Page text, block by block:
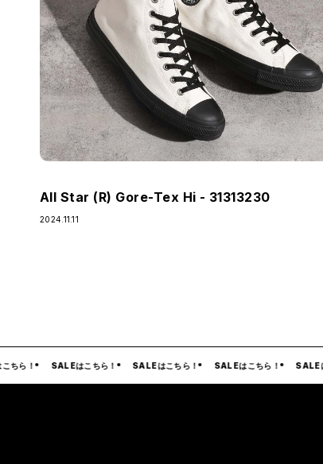
All Star (R) Gore-Tex Hi - 31313230
2024.11.11
SALEはこちら！ SALEはこちら！ SALEはこちら！ SALEはこちら！